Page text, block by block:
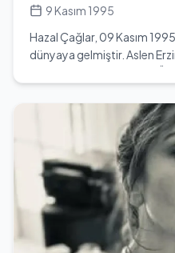
oluşuyor. Birol Namoğlu ,
Beşerler ile birlikte akla
formatlı "Kısa Bir Ara" adlı
Birol Namoğlu , 2015
ile Bodrum’da evlendi.
Albümleri : 2004 -
Anlatıldı 2. Baskı 2007 -
2012 - Yalnızlığın Çaresini
musun? Ödülleri : - 34.
çıkış yapan grup - 11.
şarkı, beste ve söz (Emre
İstanbul'a Düşmanım
- En iyi Grup - Ondokuz
9 Kasım 1995
Hazal Çağlar, 09 Kasım
dünyaya gelmiştir. Aslen
atan Hazal, özellikle TRT 1
Dağı' dizisinde
üzerine çekmiştir.
Akrep burcudur ve
bir taraftarıdır. 1,70 cm
Kendi alanında başarılı bir
genç yaşına rağmen
izleyicilerin beğenisini
çok fazla bilgi paylaşmayan